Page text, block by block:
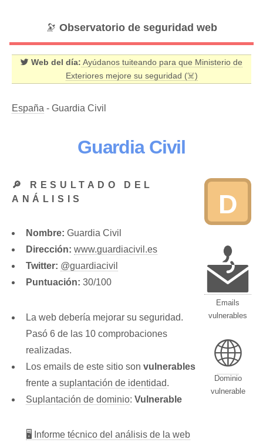
🔭 Observatorio de seguridad web
Web del día: Ayúdanos tuiteando para que Ministerio de
Exteriores mejore su seguridad (☠️)
España - Guardia Civil
Guardia Civil
D
Emails
vulnerables
🌐
Dominio
vulnerable
🔎 RESULTADO DEL
ANÁLISIS
Nombre: Guardia Civil
Dirección: www.guardiacivil.es
Twitter: @guardiacivil
Puntuación: 30/100
La web debería mejorar su seguridad.
Pasó 6 de las 10 comprobaciones
realizadas.
Los emails de este sitio son vulnerables
frente a suplantación de identidad.
Suplantación de dominio: Vulnerable
🖥 Informe técnico del análisis de la web